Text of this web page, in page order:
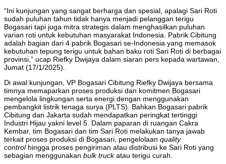
“Ini kunjungan yang sangat berharga dan spesial, apalagi Sari Roti
sudah puluhan tahun tidak hanya menjadi pelanggan terigu
Bogasari tapi juga mitra strategis dalam menghasilkan puluhan
varian roti untuk kebutuhan masyarakat Indonesia. Pabrik Cibitung
adalah bagian dari 4 pabrik Bogasari se-Indonesia yang memasok
kebutuhan tepung terigu untuk bahan baku roti Sari Roti di berbagai
provinsi,” ucap Riefky Dwijaya dalam siaran pers kepada wartawan,
Jumat (17/1/2025).
Di awal kunjungan, VP Bogasari Cibitung Riefky Dwijaya bersama
timnya memaparkan proses produksi dan komitmen Bogasari
mengelola lingkungan serta energi dengan menggunakan
pembangkit listrik tenaga surya (PLTS). Bahkan Bogasari pabrik
Cibitung dan Jakarta sudah mendapatkan peringkat tertinggi
Industri Hijau yakni level 5. Dalam paparan di ruangan Cakra
Kembar, tim Bogasari dan tim Sari Roti melakukan tanya jawab
terkait proses produksi di Bogasari, pengelolaan quality
controlhingga proses pengiriman atau distribusi ke Sari Roti yang
sebagian menggunakan bulk truckatau terigu curah.